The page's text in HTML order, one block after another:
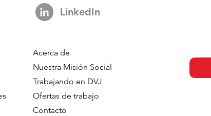
From Exposure to Intention:
How Generations Differ in
Advertising
LinkedIn
Acerca de
Nuestra Misión Social
Trabajando en DVJ
Ofertas de trabajo
Contacto